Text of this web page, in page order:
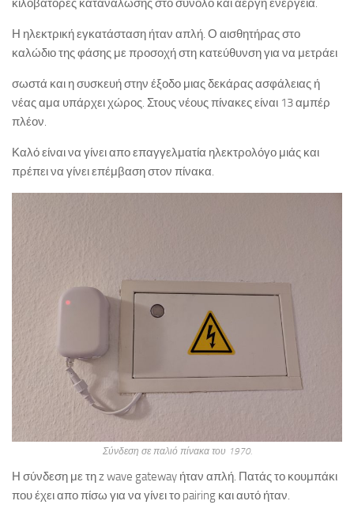
κιλοβατόρες κατανάλωσης στο σύνολο και άεργη ενέργεια.
Η ηλεκτρική εγκατάσταση ήταν απλή. Ο αισθητήρας στο
καλώδιο της φάσης με προσοχή στη κατεύθυνση για να μετράει
σωστά και η συσκευή στην έξοδο μιας δεκάρας ασφάλειας ή
νέας αμα υπάρχει χώρος. Στους νέους πίνακες είναι 13 αμπέρ
πλέον.
Καλό είναι να γίνει απο επαγγελματία ηλεκτρολόγο μιάς και
πρέπει να γίνει επέμβαση στον πίνακα.
Σύνδεση σε παλιό πίνακα του 1970.
Η σύνδεση με τη z wave gateway ήταν απλή. Πατάς το κουμπάκι
που έχει απο πίσω για να γίνει το pairing και αυτό ήταν.